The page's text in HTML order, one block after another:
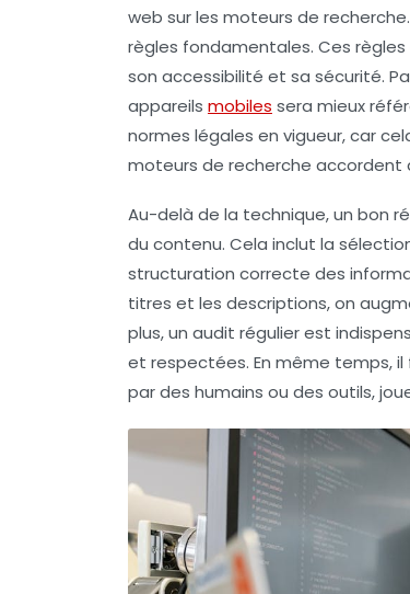
web sur les moteurs de
règles fondamentales. Ces
son accessibilité et sa sécurité.
appareils mobiles sera mieux
normes légales en vigueur, car
moteurs de recherche accordent
Au-delà de la technique, un bon
du contenu. Cela inclut la
structuration correcte des
titres et les descriptions, on
plus, un audit régulier est
et respectées. En même temps,
par des humains ou des outils,